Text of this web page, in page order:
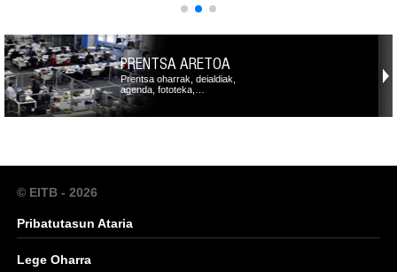
PRENTSA ARETOA
Prentsa oharrak, deialdiak,
agenda, fototeka,…
© EITB - 2026
Pribatutasun Ataria
Lege Oharra